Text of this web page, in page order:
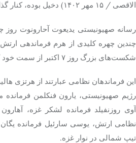
الاقصی / ۱۵ مهر ۱۴۰۲) دخیل بوده، کنار گذاشته خواهد شد.
رسانه صهیونیستی یدیعوت آحارونوت روز
چندین چهره کلیدی از هرم فرماندهی
شکست‌های بزرگ روز ۷ اکتبر از سمت خود کناره‌گیری کرده‌اند.
این فرماندهان نظامی عبارتند از هرتزی
رژیم صهیونیستی، یارون فنکلمن فرمانده
آوی روزنفیلد فرمانده لشکر غزه، آهارون
نظامی ارتش، یوسی سارئیل فرمانده یگان ۸۲۰۰ و
تیپ شمالی در نوار غزه.